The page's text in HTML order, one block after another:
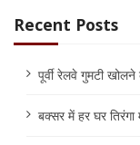
Recent Posts
पूर्वी रेलवे गुमटी
बक्सर में हर घर तिरंगा